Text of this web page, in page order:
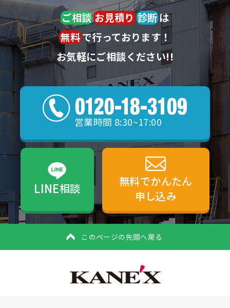
ご相談 お見積り 診断は
無料で行っております！
お気軽にご相談ください!!
営業時間 8:30~17:00
LINE相談
無料でかんたん
申し込み
このページの先頭へ戻る